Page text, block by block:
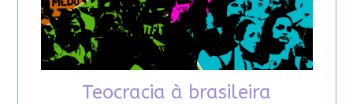
Teocracia à brasileira